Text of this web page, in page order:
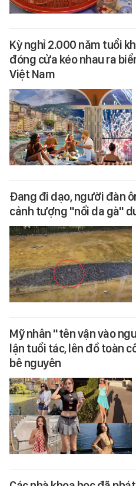
Kỳ nghỉ 2.000 năm tuổi
đóng cửa kéo nhau ra
Việt Nam
Đang đi dạo, người đàn
cảnh tượng "nổi da gà"
Mỹ nhân "tên vận vào
lận tuổi tác, lên đồ toàn
bê nguyên